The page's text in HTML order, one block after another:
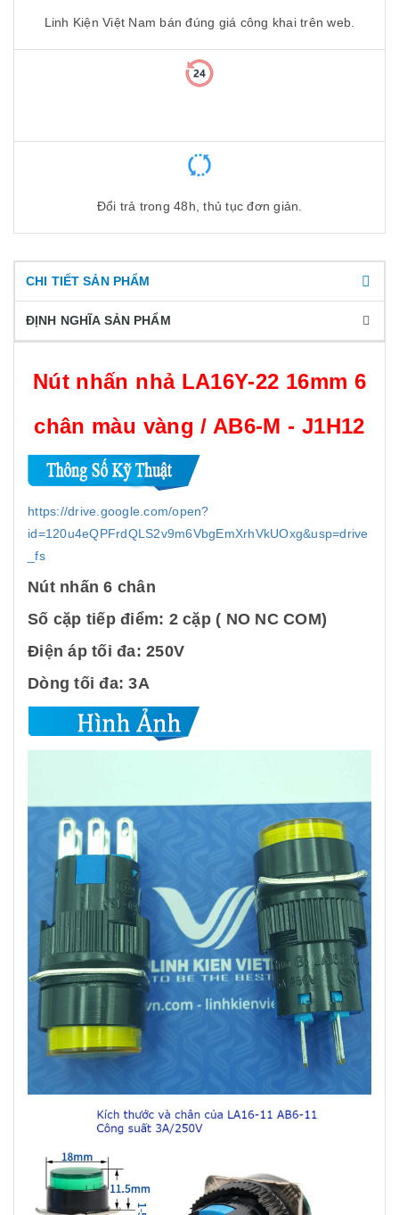
Linh Kiện Việt Nam bán đúng giá công khai trên web.
Đổi trả trong 48h, thủ tục đơn giản.
CHI TIẾT SẢN PHẨM
ĐỊNH NGHĨA SẢN PHẨM
Nút nhấn nhả LA16Y-22 16mm 6
chân màu vàng / AB6-M - J1H12
https://drive.google.com/open?
id=120u4eQPFrdQLS2v9m6VbgEmXrhVkUOxg&usp=drive
_fs
Nút nhấn 6 chân
Số cặp tiếp điểm: 2 cặp ( NO NC COM)
Điện áp tối đa: 250V
Dòng tối đa: 3A